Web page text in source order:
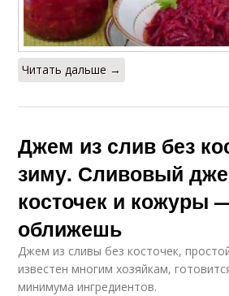
Читать дальше →
Джем из слив без
зиму. Сливовый
косточек и кожуры
оближешь
Джем из сливы без косточек,
известен многим хозяйкам,
минимума ингредиентов.